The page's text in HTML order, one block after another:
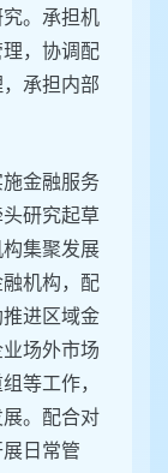
。承担机
，协调配
承担内部
施金融服务
研究起草
集聚发展
机构，配
进区域金
场外市场
等工作，
。配合对
日常管